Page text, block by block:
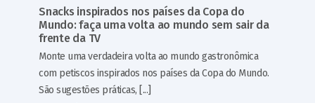
Snacks inspirados nos países da Copa do
Mundo: faça uma volta ao mundo sem sair da
frente da TV
Monte uma verdadeira volta ao mundo gastronômica
com petiscos inspirados nos países da Copa do Mundo.
São sugestões práticas, [...]